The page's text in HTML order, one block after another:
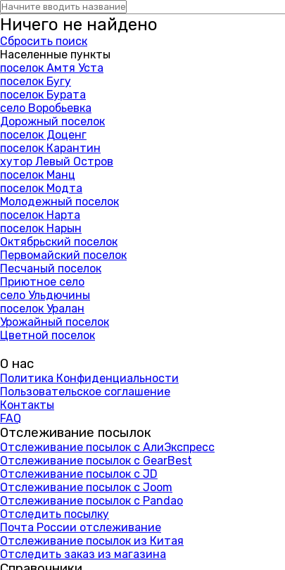
Ничего не найдено
Сбросить поиск
Населенные пункты
поселок Амтя Уста
поселок Бугу
поселок Бурата
село Воробьевка
Дорожный поселок
поселок Доценг
поселок Карантин
хутор Левый Остров
поселок Манц
поселок Модта
Молодежный поселок
поселок Нарта
поселок Нарын
Октябрьский поселок
Первомайский поселок
Песчаный поселок
Приютное село
село Ульдючины
поселок Уралан
Урожайный поселок
Цветной поселок
О нас
Политика Конфиденциальности
Пользовательское соглашение
Контакты
FAQ
Отслеживание посылок
Отслеживание посылок с АлиЭкспресс
Отслеживание посылок с GearBest
Отслеживание посылок с JD
Отслеживание посылок с Joom
Отслеживание посылок с Pandao
Отследить посылку
Почта России отслеживание
Отслеживание посылок из Китая
Отследить заказ из магазина